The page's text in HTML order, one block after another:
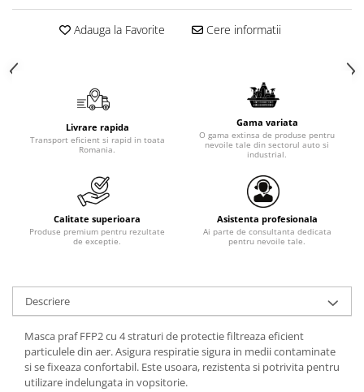
Adauga la Favorite Cere informatii
Livrare rapida
Transport eficient si rapid in toata
Romania.
Gama variata
O gama extinsa de produse pentru
nevoile tale din sectorul auto si
industrial.
Calitate superioara
Produse premium pentru rezultate
de exceptie.
Asistenta profesionala
Ai parte de consultanta dedicata
pentru nevoile tale.
Descriere
Masca praf FFP2 cu 4 straturi de protectie filtreaza eficient
particulele din aer. Asigura respiratie sigura in medii contaminate
si se fixeaza confortabil. Este usoara, rezistenta si potrivita pentru
utilizare indelungata in vopsitorie.